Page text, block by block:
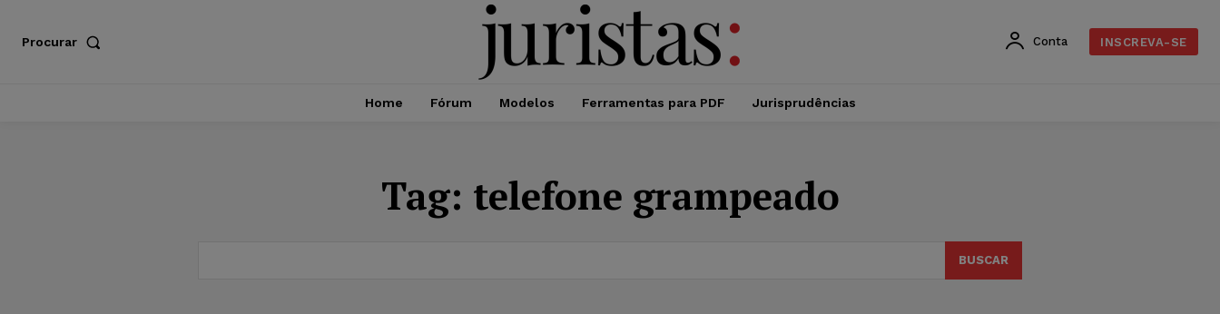
Procurar Conta INSCREVA-SE
Home Fórum Modelos Ferramentas para PDF Jurisprudências
Tag: telefone grampeado
BUSCAR